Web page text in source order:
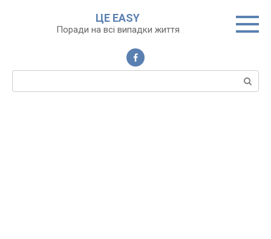
ЦЕ EASY
Поради на всі випадки життя
Пошук: